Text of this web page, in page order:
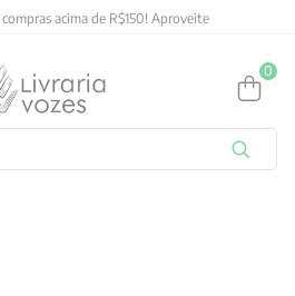
acima de R$150! Aproveite
0